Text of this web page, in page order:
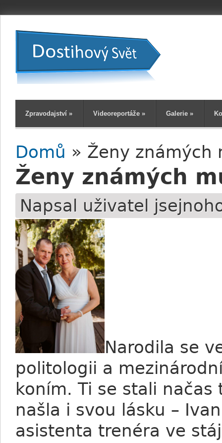
Zpravodajství » Videoreportáže » Galerie »
Jste zde
Domů » Ženy známých
Ženy známých
Napsal uživatel
Narodila se
politologii a
koním. Ti se stali
našla i svou lásku –
asistenta trenéra ve